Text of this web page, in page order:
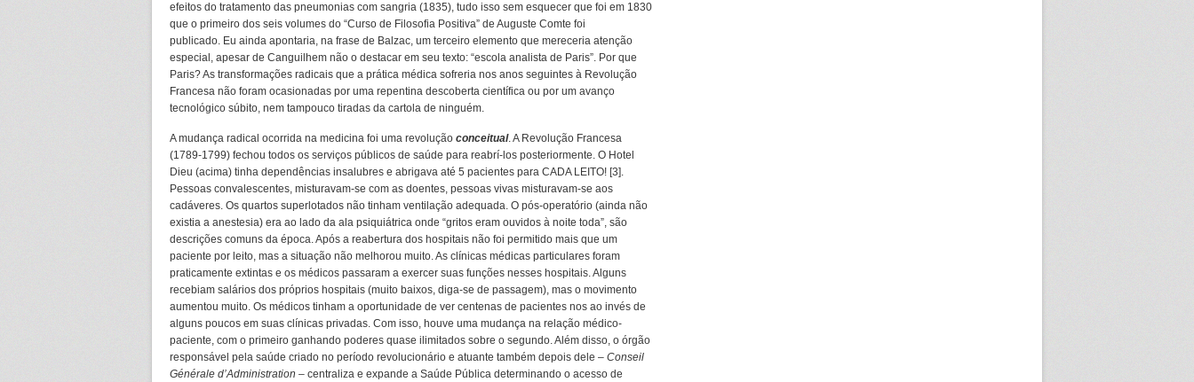
efeitos do tratamento das pneumonias com sangria (1835), tudo isso sem esquecer que foi em 1830
que o primeiro dos seis volumes do “Curso de Filosofia Positiva” de Auguste Comte foi
publicado. Eu ainda apontaria, na frase de Balzac, um terceiro elemento que mereceria atenção
especial, apesar de Canguilhem não o destacar em seu texto: “escola analista de Paris”. Por que
Paris? As transformações radicais que a prática médica sofreria nos anos seguintes à Revolução
Francesa não foram ocasionadas por uma repentina descoberta científica ou por um avanço
tecnológico súbito, nem tampouco tiradas da cartola de ninguém.
A mudança radical ocorrida na medicina foi uma revolução conceitual. A Revolução Francesa
(1789-1799) fechou todos os serviços públicos de saúde para reabrí-los posteriormente. O Hotel
Dieu (acima) tinha dependências insalubres e abrigava até 5 pacientes para CADA LEITO! [3].
Pessoas convalescentes, misturavam-se com as doentes, pessoas vivas misturavam-se aos
cadáveres. Os quartos superlotados não tinham ventilação adequada. O pós-operatório (ainda não
existia a anestesia) era ao lado da ala psiquiátrica onde “gritos eram ouvidos à noite toda”, são
descrições comuns da época. Após a reabertura dos hospitais não foi permitido mais que um
paciente por leito, mas a situação não melhorou muito. As clínicas médicas particulares foram
praticamente extintas e os médicos passaram a exercer suas funções nesses hospitais. Alguns
recebiam salários dos próprios hospitais (muito baixos, diga-se de passagem), mas o movimento
aumentou muito. Os médicos tinham a oportunidade de ver centenas de pacientes nos ao invés de
alguns poucos em suas clínicas privadas. Com isso, houve uma mudança na relação médico-
paciente, com o primeiro ganhando poderes quase ilimitados sobre o segundo. Além disso, o órgão
responsável pela saúde criado no período revolucionário e atuante também depois dele – Conseil
Générale d’Administration – centraliza e expande a Saúde Pública determinando o acesso de